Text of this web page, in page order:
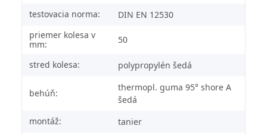
testovacia norma:
DIN EN 12530
priemer kolesa v
mm:
50
stred kolesa: polypropylén šedá
behúň:
thermopl. guma 95° shore A
šedá
montáž:
tanier